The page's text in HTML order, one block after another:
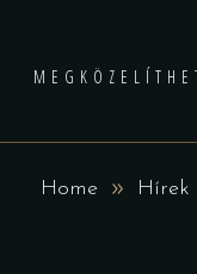
Home Hírek